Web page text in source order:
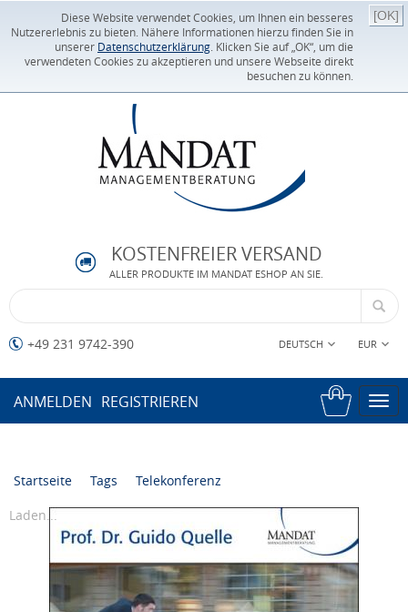
Diese Website verwendet Cookies, um Ihnen ein besseres
Nutzererlebnis zu bieten. Nähere Informationen hierzu finden Sie in
unserer Datenschutzerklärung . Klicken Sie auf „OK“, um die
verwendeten Cookies zu akzeptieren und unsere Webseite direkt
besuchen zu können.
[OK]
KOSTENFREIER VERSAND
ALLER PRODUKTE IM MANDAT ESHOP AN SIE.
+49 231 9742-390 DEUTSCH EUR
ANMELDEN REGISTRIEREN
Startseite Tags
Telekonferenz
Laden...